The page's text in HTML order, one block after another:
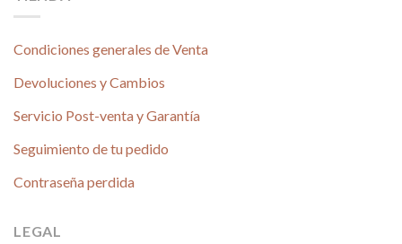
Condiciones generales de Venta
Devoluciones y Cambios
Servicio Post-venta y Garantía
Seguimiento de tu pedido
Contraseña perdida
LEGAL